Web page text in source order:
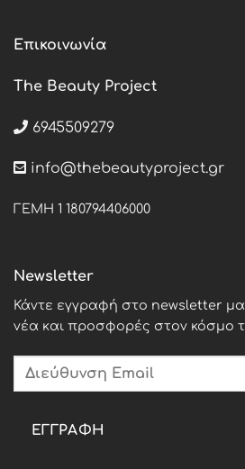
Επικοινωνία
The Beauty Project
6945509279
info@thebeautyproject.gr
ΓΕΜΗ 1 180794406000
Newsletter
Κάντε εγγραφή στο newsletter
νέα και προσφορές στον κόσμο